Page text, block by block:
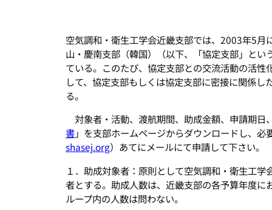
空気調和・衛生工学会近畿支部では、2003年5
山・慶南支部（韓国）（以下、「協定支部」と
ている。このたび、協定支部との交流活動の活
して、協定支部もしくは協定支部に密接に関係
る。
対象者・活動、渡航期間、助成金額、申請期日
書」を支部ホームページからダウンロードし、
shasej.org）あてにメールにて申請して下さい。
１．助成対象者：原則として空気調和・衛生工
者とする。助成人数は、近畿支部の各予算年度
ループ内の人数は問わない。